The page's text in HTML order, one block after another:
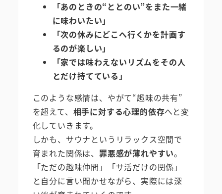
「あのときの“ととのい”をまた一緒
に味わいたい」
「次の休みにどこへ行くかを計画す
るのが楽しい」
「家では味わえないリズムをその人
とだけ持てている」
このような感情は、やがて“趣味の共有”
を超えて、 相手に対する心理的依存へと変
化していきます。
しかも、サウナというリラックス空間で
育まれた関係は、 罪悪感が薄れやすい。
「ただの趣味仲間」「サ活だけの関係」
と自分に言い聞かせながら、実際には深